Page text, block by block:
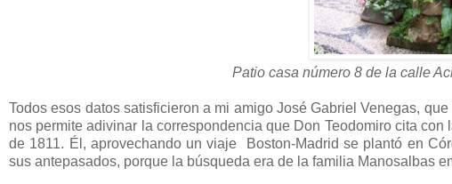
Patio casa número 8 de la calle
Todos esos datos satisficieron a mi amigo José Gabriel Venegas,
nos permite adivinar la correspondencia que Don Teodomiro cita
de 1811. Él, aprovechando un viaje Boston-Madrid se plantó en
sus antepasados, porque la búsqueda era de la familia Manosalbas